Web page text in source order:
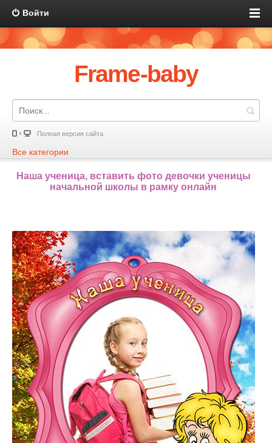
Войти
Frame-baby
Полная версия сайта
Все категории
Наша ученица, вставить фото девочки ученицы
начальной школы в рамку онлайн